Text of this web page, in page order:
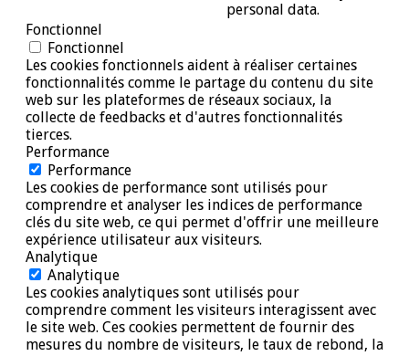
personal data.
Fonctionnel
Fonctionnel
Les cookies fonctionnels aident à réaliser certaines
fonctionnalités comme le partage du contenu du site
web sur les plateformes de réseaux sociaux, la
collecte de feedbacks et d'autres fonctionnalités
tierces.
Performance
Performance
Les cookies de performance sont utilisés pour
comprendre et analyser les indices de performance
clés du site web, ce qui permet d'offrir une meilleure
expérience utilisateur aux visiteurs.
Analytique
Analytique
Les cookies analytiques sont utilisés pour
comprendre comment les visiteurs interagissent avec
le site web. Ces cookies permettent de fournir des
mesures du nombre de visiteurs, le taux de rebond, la